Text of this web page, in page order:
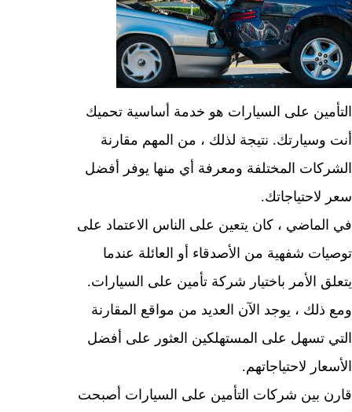
على السيارات هو خدمة أساسية تحميك
نتيجة لذلك ، من المهم مقارنة
المختلفة ومعرفة أي منها يوفر أفضل
، كان يتعين على الناس الاعتماد على
شفهية من الأصدقاء أو العائلة عندما
الأمر باختيار شركة تأمين على السيارات.
، يوجد الآن العديد من مواقع المقارنة
تسهل على المستهلكين العثور على أفضل
لاحتياجاتهم.
بين شركات التأمين على السيارات أصبحت